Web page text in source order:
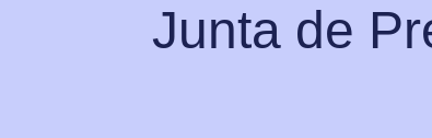
Junta de